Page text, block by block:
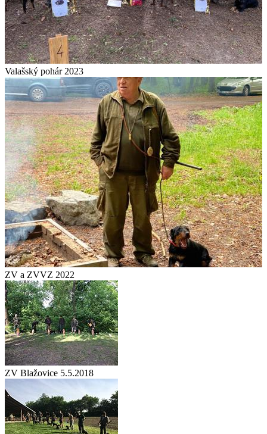
Valašský pohár 2023
ZV a ZVVZ 2022
ZV Blažovice 5.5.2018